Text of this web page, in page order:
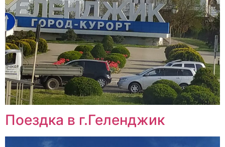
Поездка в г.Геленджик